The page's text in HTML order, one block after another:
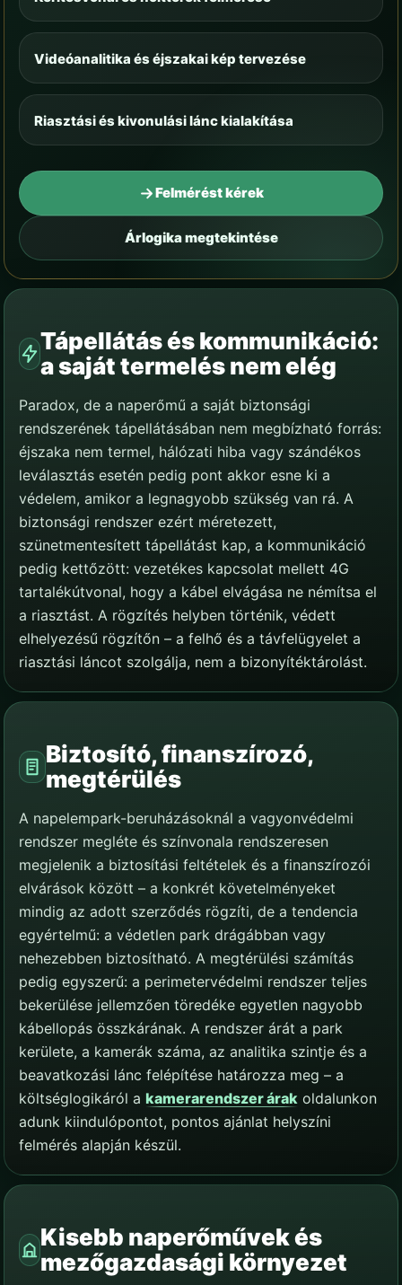
Videóanalitika és éjszakai kép tervezése
Riasztási és kivonulási lánc kialakítása
Felmérést kérek
Árlogika megtekintése
Tápellátás és kommunikáció:
a saját termelés nem elég
Paradox, de a naperőmű a saját biztonsági
rendszerének tápellátásában nem megbízható forrás:
éjszaka nem termel, hálózati hiba vagy szándékos
leválasztás esetén pedig pont akkor esne ki a
védelem, amikor a legnagyobb szükség van rá. A
biztonsági rendszer ezért méretezett,
szünetmentesített tápellátást kap, a kommunikáció
pedig kettőzött: vezetékes kapcsolat mellett 4G
tartalékútvonal, hogy a kábel elvágása ne némítsa el
a riasztást. A rögzítés helyben történik, védett
elhelyezésű rögzítőn – a felhő és a távfelügyelet a
riasztási láncot szolgálja, nem a bizonyítéktárolást.
Biztosító, finanszírozó,
megtérülés
A napelempark-beruházásoknál a vagyonvédelmi
rendszer megléte és színvonala rendszeresen
megjelenik a biztosítási feltételek és a finanszírozói
elvárások között – a konkrét követelményeket
mindig az adott szerződés rögzíti, de a tendencia
egyértelmű: a védetlen park drágábban vagy
nehezebben biztosítható. A megtérülési számítás
pedig egyszerű: a perimetervédelmi rendszer teljes
bekerülése jellemzően töredéke egyetlen nagyobb
kábellopás összkárának. A rendszer árát a park
kerülete, a kamerák száma, az analitika szintje és a
beavatkozási lánc felépítése határozza meg – a
költséglogikáról a kamerarendszer árak oldalunkon
adunk kiindulópontot, pontos ajánlat helyszíni
felmérés alapján készül.
Kisebb naperőművek és
mezőgazdasági környezet